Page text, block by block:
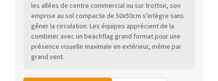
les allées de centre commercial ou sur trottoir, son
emprise au sol compacte de 50x50cm s'intègre sans
gêner la circulation. Les équipes apprécient de la
combiner avec un beachflag grand format pour une
présence visuelle maximale en extérieur, même par
grand vent.